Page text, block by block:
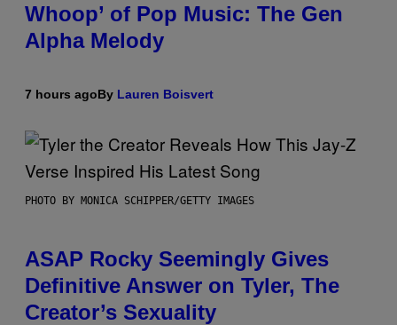
Whoop’ of Pop Music: The Gen
Alpha Melody
7 hours agoBy Lauren Boisvert
PHOTO BY MONICA SCHIPPER/GETTY IMAGES
ASAP Rocky Seemingly Gives
Definitive Answer on Tyler, The
Creator’s Sexuality